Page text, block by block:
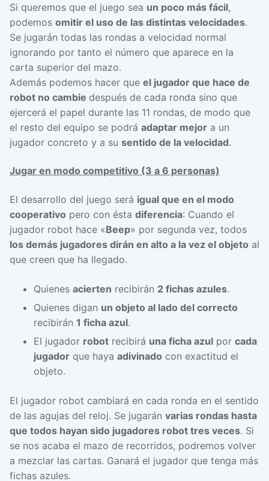
Si queremos que el juego sea un poco más fácil,
podemos omitir el uso de las distintas velocidades.
Se jugarán todas las rondas a velocidad normal
ignorando por tanto el número que aparece en la
carta superior del mazo.
Además podemos hacer que el jugador que hace de
robot no cambie después de cada ronda sino que
ejercerá el papel durante las 11 rondas, de modo que
el resto del equipo se podrá adaptar mejor a un
jugador concreto y a su sentido de la velocidad.
Jugar en modo competitivo (3 a 6 personas)
El desarrollo del juego será igual que en el modo
cooperativo pero con ésta diferencia: Cuando el
jugador robot hace «Beep» por segunda vez, todos
los demás jugadores dirán en alto a la vez el objeto al
que creen que ha llegado.
Quienes acierten recibirán 2 fichas azules.
Quienes digan un objeto al lado del correcto
recibirán 1 ficha azul.
El jugador robot recibirá una ficha azul por cada
jugador que haya adivinado con exactitud el
objeto.
El jugador robot cambiará en cada ronda en el sentido
de las agujas del reloj. Se jugarán varias rondas hasta
que todos hayan sido jugadores robot tres veces. Si
se nos acaba el mazo de recorridos, podremos volver
a mezclar las cartas. Ganará el jugador que tenga más
fichas azules.